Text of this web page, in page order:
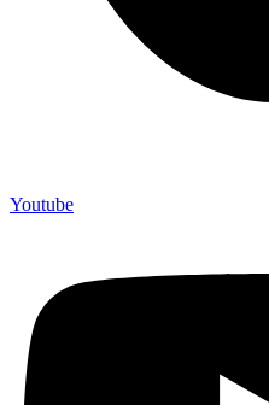
Youtube